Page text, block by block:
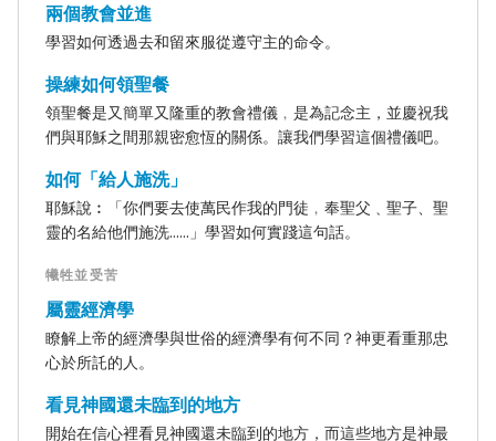
兩個教會並進
學習如何透過去和留來服從遵守主的命令。
操練如何領聖餐
領聖餐是又簡單又隆重的教會禮儀﹐是為記念主，並慶祝我
們與耶穌之間那親密愈恆的關係。讓我們學習這個禮儀吧。
如何「給人施洗」
耶穌說︰「你們要去使萬民作我的門徒﹐奉聖父﹑聖子、聖
靈的名給他們施洗......」學習如何實踐這句話。
犧牲並受苦
屬靈經濟學
瞭解上帝的經濟學與世俗的經濟學有何不同？神更看重那忠
心於所託的人。
看見神國還未臨到的地方
開始在信心裡看見神國還未臨到的地方，而這些地方是神最